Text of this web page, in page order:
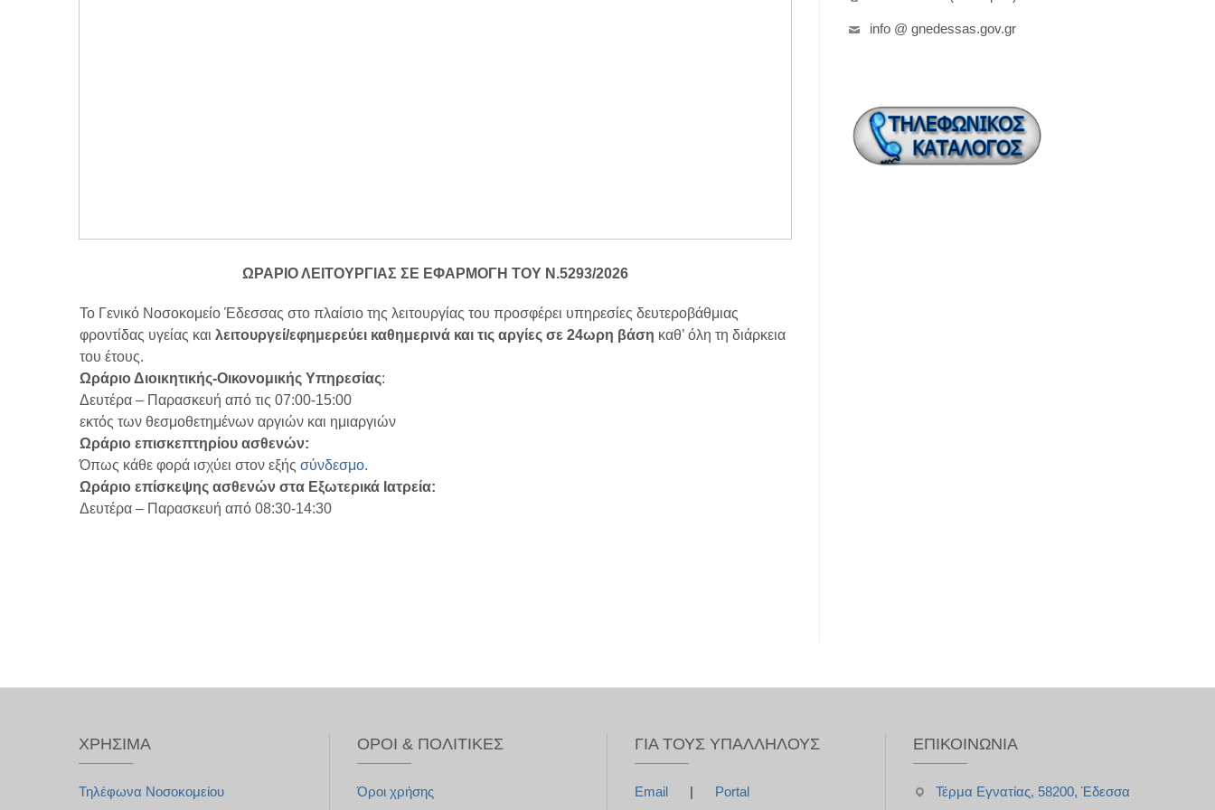
ΩΡΑΡΙΟ ΛΕΙΤΟΥΡΓΙΑΣ ΣΕ ΕΦΑΡΜΟΓΗ ΤΟΥ Ν.5293/2026
Το Γενικό Νοσοκομείο Έδεσσας στο πλαίσιο της λειτουργίας του προσφέρει υπηρεσίες δευτεροβάθμιας
φροντίδας υγείας και λειτουργεί/εφημερεύει καθημερινά και τις αργίες σε 24ωρη βάση καθ’ όλη τη διάρκεια
του έτους.
Ωράριο Διοικητικής-Οικονομικής Υπηρεσίας:
Δευτέρα – Παρασκευή από τις 07:00-15:00
εκτός των θεσμοθετημένων αργιών και ημιαργιών
Ωράριο επισκεπτηρίου ασθενών:
Όπως κάθε φορά ισχύει στον εξής σύνδεσμο.
Ωράριο επίσκεψης ασθενών στα Εξωτερικά Ιατρεία:
Δευτέρα – Παρασκευή από 08:30-14:30
info @ gnedessas.gov.gr
ΧΡΉΣΙΜΑ
Τηλέφωνα Νοσοκομείου
ΌΡΟΙ & ΠΟΛΙΤΙΚΈΣ
Όροι χρήσης
ΓΙΑ ΤΟΥΣ ΥΠΑΛΛΉΛΟΥΣ
Email | Portal
ΕΠΙΚΟΙΝΩΝΊΑ
Τέρμα Εγνατίας, 58200, Έδεσσα